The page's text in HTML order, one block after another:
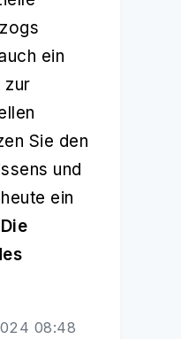
ein
zur
Sie den
und
ein
Die
08:48